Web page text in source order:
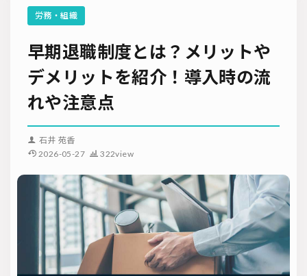
労務・組織
早期退職制度とは？メリットや
デメリットを紹介！導入時の流
れや注意点
石井 苑香
2026-05-27
322view
就職サイト
ダイレクトリクルーティング
採用ノウハウ
採用ツール
採用計画
母集団の形成確保
エンジニア採用
採用イベント・合説
面接・選考
内定フォロー
内定辞退
内定式
採用コンサルティング
採用動向
Iターン・Uターン
適性検査
新人研修
ソーシャルリクルーティング
入社式 AI・RPA
検索
メルマガ登録
お問い合わせ